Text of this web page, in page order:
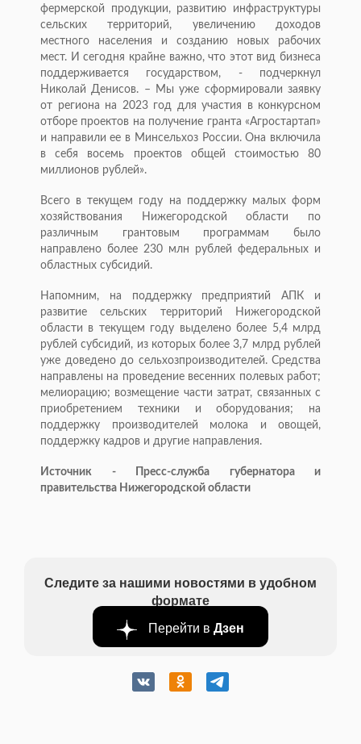
фермерской продукции, развитию инфраструктуры
сельских территорий, увеличению доходов
местного населения и созданию новых рабочих
мест. И сегодня крайне важно, что этот вид бизнеса
поддерживается государством, - подчеркнул
Николай Денисов. – Мы уже сформировали заявку
от региона на 2023 год для участия в конкурсном
отборе проектов на получение гранта «Агростартап»
и направили ее в Минсельхоз России. Она включила
в себя восемь проектов общей стоимостью 80
миллионов рублей».
Всего в текущем году на поддержку малых форм
хозяйствования Нижегородской области по
различным грантовым программам было
направлено более 230 млн рублей федеральных и
областных субсидий.
Напомним, на поддержку предприятий АПК и
развитие сельских территорий Нижегородской
области в текущем году выделено более 5,4 млрд
рублей субсидий, из которых более 3,7 млрд рублей
уже доведено до сельхозпроизводителей. Средства
направлены на проведение весенних полевых работ;
мелиорацию; возмещение части затрат, связанных с
приобретением техники и оборудования; на
поддержку производителей молока и овощей,
поддержку кадров и другие направления.
Источник - Пресс-служба губернатора и
правительства Нижегородской области
Следите за нашими новостями в удобном
формате
Перейти в Дзен